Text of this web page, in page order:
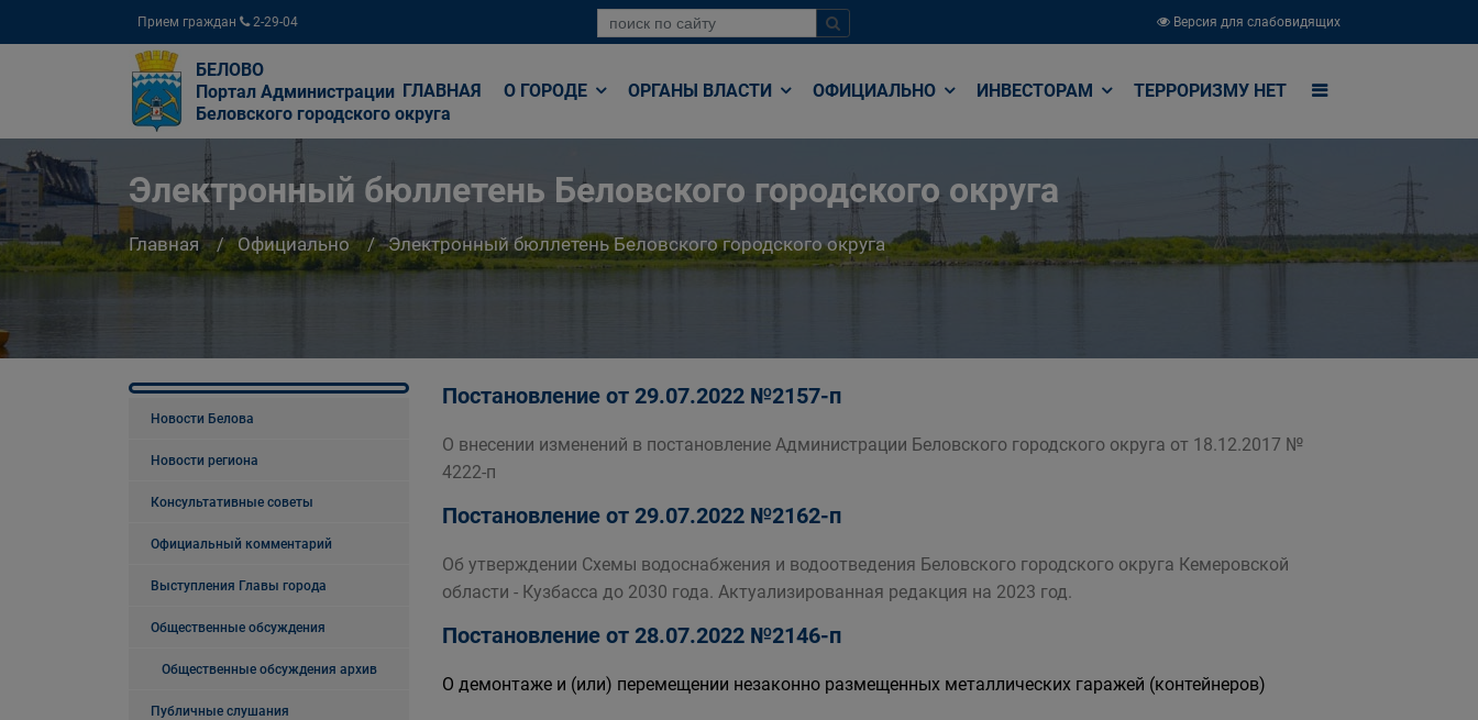
Прием граждан 2-29-04 Версия для слабовидящих
БЕЛОВО
Портал Администрации
Беловского городского округа
ГЛАВНАЯ О ГОРОДЕ ОРГАНЫ ВЛАСТИ ОФИЦИАЛЬНО ИНВЕСТОРАМ ТЕРРОРИЗМУ НЕТ
Электронный бюллетень Беловского городского округа
Главная Официально Электронный бюллетень Беловского городского округа
Новости Белова
Новости региона
Консультативные советы
Официальный комментарий
Выступления Главы города
Общественные обсуждения
Общественные обсуждения архив
Публичные слушания
Постановление от 29.07.2022 №2157-п
О внесении изменений в постановление Администрации Беловского городского округа от 18.12.2017 №
4222-п
Постановление от 29.07.2022 №2162-п
Об утверждении Схемы водоснабжения и водоотведения Беловского городского округа Кемеровской
области - Кузбасса до 2030 года. Актуализированная редакция на 2023 год.
Постановление от 28.07.2022 №2146-п
О демонтаже и (или) перемещении незаконно размещенных металлических гаражей (контейнеров)